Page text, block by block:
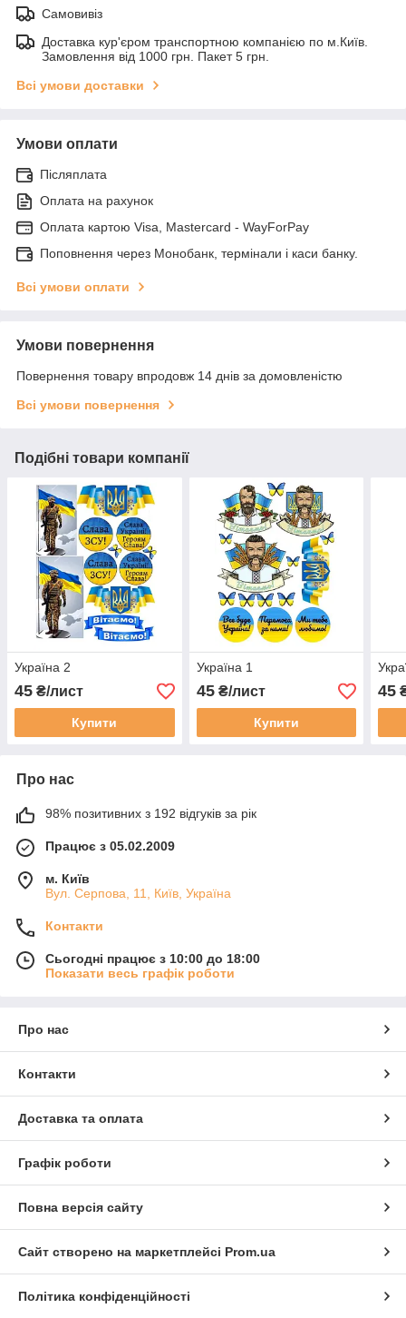
Самовивіз
Доставка кур'єром транспортною компанією по м.Київ.
Замовлення від 1000 грн. Пакет 5 грн.
Всі умови доставки
Умови оплати
Післяплата
Оплата на рахунок
Оплата картою Visa, Mastercard - WayForPay
Поповнення через Монобанк, термінали і каси банку.
Всі умови оплати
Умови повернення
Повернення товару впродовж 14 днів за домовленістю
Всі умови повернення
Подібні товари компанії
Україна 2
45 ₴/лист
Купити
Україна 1
45₴/лист
Купити
45
Про нас
98% позитивних з 192 відгуків за рік
Працює з 05.02.2009
м. Київ
Вул. Серпова, 11, Київ, Україна
Контакти
Сьогодні працює з 10:00 до 18:00
Показати весь графік роботи
Про нас
Контакти
Доставка та оплата
Графік роботи
Повна версія сайту
Сайт створено на маркетплейсі Prom.ua
Політика конфіденційності